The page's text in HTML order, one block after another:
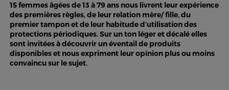
15 femmes âgées de 13 à 79 ans nous livrent leur expérience
des premières règles, de leur relation mère/ fille, du
premier tampon et de leur habitude d’utilisation des
protections périodiques. Sur un ton léger et décalé elles
sont invitées à découvrir un éventail de produits
disponibles et nous expriment leur opinion plus ou moins
convaincu sur le sujet.